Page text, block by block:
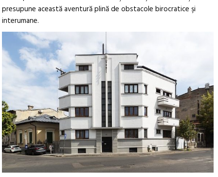
presupune această aventură plină de obstacole birocratice şi
interumane.